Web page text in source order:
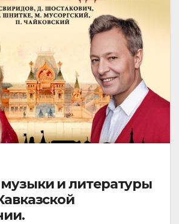
и литературы